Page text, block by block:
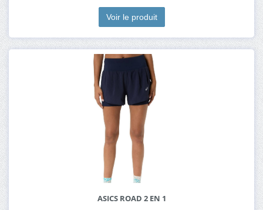
Voir le produit
ASICS ROAD 2 EN 1